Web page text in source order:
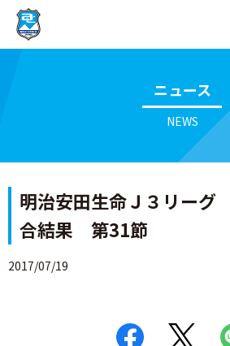
ニュース
NEWS
明治安田生命Ｊ３リー
合結果 第31節
2017/07/19